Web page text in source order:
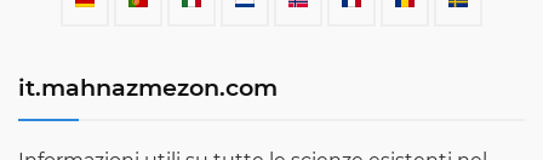
it.mahnazmezon.com